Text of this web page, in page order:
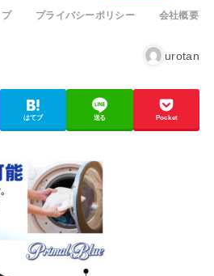
プ プライバシーポリシー 会社概要
urotan
はてブ 送る Pocket